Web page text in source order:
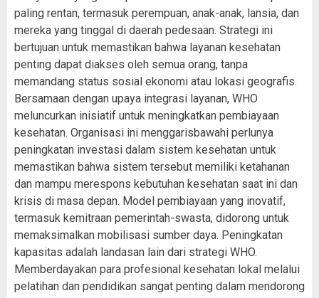
paling rentan, termasuk perempuan, anak-anak, lansia, dan
mereka yang tinggal di daerah pedesaan. Strategi ini
bertujuan untuk memastikan bahwa layanan kesehatan
penting dapat diakses oleh semua orang, tanpa
memandang status sosial ekonomi atau lokasi geografis.
Bersamaan dengan upaya integrasi layanan, WHO
meluncurkan inisiatif untuk meningkatkan pembiayaan
kesehatan. Organisasi ini menggarisbawahi perlunya
peningkatan investasi dalam sistem kesehatan untuk
memastikan bahwa sistem tersebut memiliki ketahanan
dan mampu merespons kebutuhan kesehatan saat ini dan
krisis di masa depan. Model pembiayaan yang inovatif,
termasuk kemitraan pemerintah-swasta, didorong untuk
memaksimalkan mobilisasi sumber daya. Peningkatan
kapasitas adalah landasan lain dari strategi WHO.
Memberdayakan para profesional kesehatan lokal melalui
pelatihan dan pendidikan sangat penting dalam mendorong